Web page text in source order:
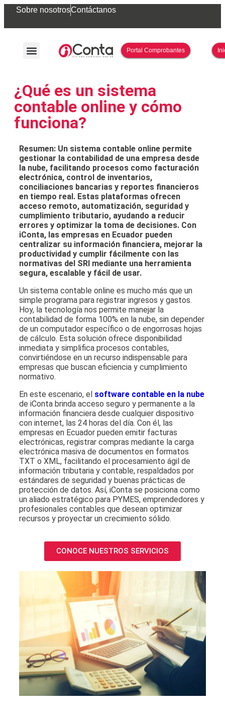
Sobre nosotrosContáctanos
Portal Comprobantes
¿Qué es un sistema
contable online y cómo
funciona?
Resumen: Un sistema contable online permite
gestionar la contabilidad de una empresa desde
la nube, facilitando procesos como facturación
electrónica, control de inventarios,
conciliaciones bancarias y reportes financieros
en tiempo real. Estas plataformas ofrecen
acceso remoto, automatización, seguridad y
cumplimiento tributario, ayudando a reducir
errores y optimizar la toma de decisiones. Con
iConta, las empresas en Ecuador pueden
centralizar su información financiera, mejorar la
productividad y cumplir fácilmente con las
normativas del SRI mediante una herramienta
segura, escalable y fácil de usar.
Un sistema contable online es mucho más que un
simple programa para registrar ingresos y gastos.
Hoy, la tecnología nos permite manejar la
contabilidad de forma 100% en la nube, sin depender
de un computador específico o de engorrosas hojas
de cálculo. Esta solución ofrece disponibilidad
inmediata y simplifica procesos contables,
convirtiéndose en un recurso indispensable para
empresas que buscan eficiencia y cumplimiento
normativo.
En este escenario, el software contable en la nube
de iConta brinda acceso seguro y permanente a la
información financiera desde cualquier dispositivo
con internet, las 24 horas del día. Con él, las
empresas en Ecuador pueden emitir facturas
electrónicas, registrar compras mediante la carga
electrónica masiva de documentos en formatos
TXT o XML, facilitando el procesamiento ágil de
información tributaria y contable, respaldados por
estándares de seguridad y buenas prácticas de
protección de datos. Así, iConta se posiciona como
un aliado estratégico para PYMES, emprendedores y
profesionales contables que desean optimizar
recursos y proyectar un crecimiento sólido.
CONOCE NUESTROS SERVICIOS